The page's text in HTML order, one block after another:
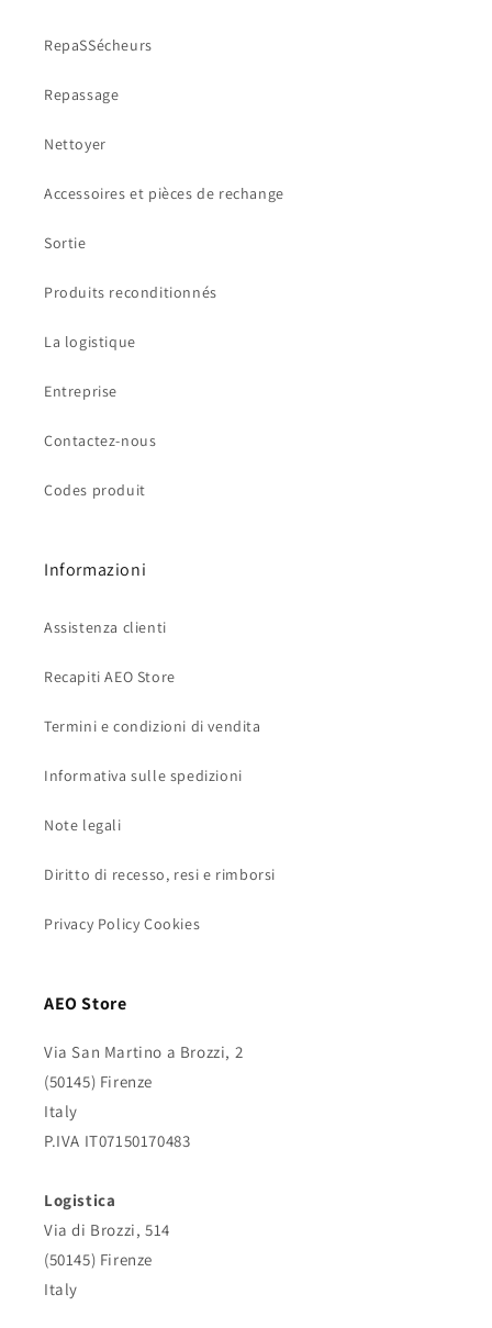
RepaSSécheurs
Repassage
Nettoyer
Accessoires et pièces de rechange
Sortie
Produits reconditionnés
La logistique
Entreprise
Contactez-nous
Codes produit
Informazioni
Assistenza clienti
Recapiti AEO Store
Termini e condizioni di vendita
Informativa sulle spedizioni
Note legali
Diritto di recesso, resi e rimborsi
Privacy Policy Cookies
AEO Store
Via San Martino a Brozzi, 2
(50145) Firenze
Italy
P.IVA IT07150170483
Logistica
Via di Brozzi, 514
(50145) Firenze
Italy